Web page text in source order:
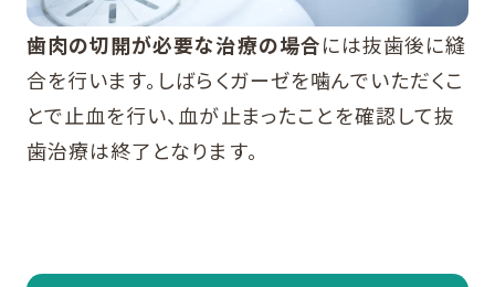
歯肉の切開が必要な治療の場合には抜歯後に縫
合を行います。しばらくガーゼを噛んでいただくこ
とで止血を行い、血が止まったことを確認して抜
歯治療は終了となります。